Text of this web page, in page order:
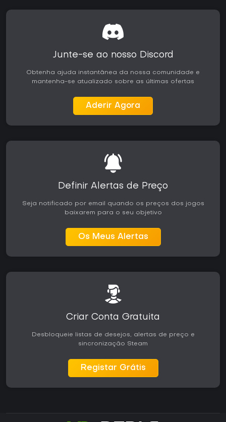
Junte-se ao nosso Discord
Obtenha ajuda instantânea da nossa comunidade e
mantenha-se atualizado sobre as últimas ofertas
Aderir Agora
Definir Alertas de Preço
Seja notificado por email quando os preços dos jogos
baixarem para o seu objetivo
Os Meus Alertas
Criar Conta Gratuita
Desbloqueie listas de desejos, alertas de preço e
sincronização Steam
Registar Grátis